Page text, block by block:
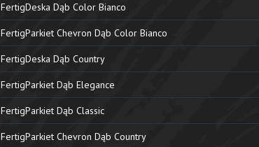
FertigDeska Dąb Color Bianco
FertigParkiet Chevron Dąb Color Bianco
FertigDeska Dąb Country
FertigParkiet Dąb Elegance
FertigParkiet Dąb Classic
FertigParkiet Chevron Dąb Country